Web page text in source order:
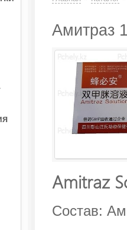
Амитраз
Amitraz
Состав: